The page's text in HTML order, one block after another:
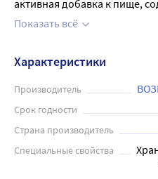
активная добавка к пище, содержащая основное
действующее вещество -
очищенной и высушенной бычьей
прекрасной
восполнить потребность в железе. Продукт
своем составе и витамин
противодействует
стрессам. Сахар и молоко цельное сгущенное с сахаром
превращают гематоген в
Показать всё
Характеристики
Производитель
Срок годности
Страна производитель
Специальные свойства